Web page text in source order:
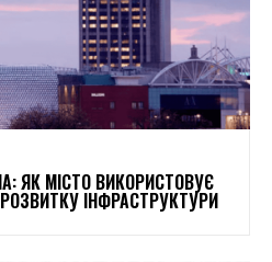
ЯК МІСТО ВИКОРИСТОВУЄ
ІНФРАСТРУКТУРИ